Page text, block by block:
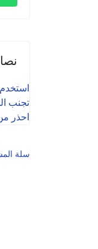
تجنب
احذر
سلة